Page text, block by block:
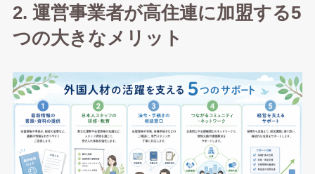
2. 運営事業者が高住連に加盟する5
つの大きなメリット